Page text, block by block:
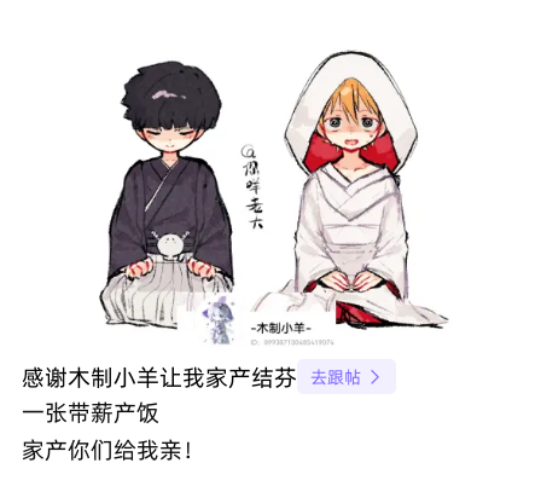
感谢木制小羊让我家产结芬 去跟帖 
一张带薪产饭
家产你们给我亲！